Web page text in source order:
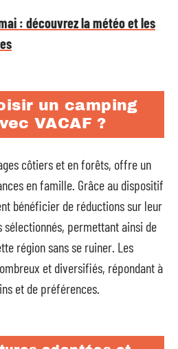
: découvrez la météo et les
un camping
VACAF ?
côtiers et en forêts, offre un
en famille. Grâce au dispositif
bénéficier de réductions sur leur
sélectionnés, permettant ainsi de
région sans se ruiner. Les
et diversifiés, répondant à
et de préférences.